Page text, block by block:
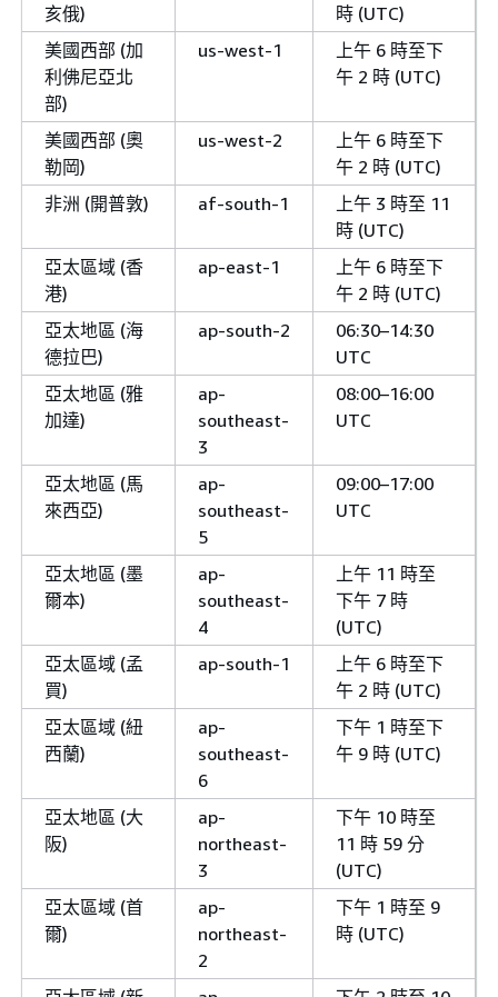
亥俄)
時 (UTC)
美國西部 (加
利佛尼亞北
部)
us-west-1
上午 6 時至下
午 2 時 (UTC)
美國西部 (奧
勒岡)
us-west-2
上午 6 時至下
午 2 時 (UTC)
非洲 (開普敦)
af-south-1
上午 3 時至 11
時 (UTC)
亞太區域 (香
港)
ap-east-1
上午 6 時至下
午 2 時 (UTC)
亞太地區 (海
德拉巴)
ap-south-2
06:30–14:30
UTC
亞太地區 (雅
加達)
ap-
southeast-
3
08:00–16:00
UTC
亞太地區 (馬
來西亞)
ap-
southeast-
5
09:00–17:00
UTC
亞太地區 (墨
爾本)
ap-
southeast-
4
上午 11 時至
下午 7 時
(UTC)
亞太區域 (孟
買)
ap-south-1
上午 6 時至下
午 2 時 (UTC)
亞太區域 (紐
西蘭)
ap-
southeast-
6
下午 1 時至下
午 9 時 (UTC)
亞太地區 (大
阪)
ap-
northeast-
3
下午 10 時至
11 時 59 分
(UTC)
亞太區域 (首
爾)
ap-
northeast-
2
下午 1 時至 9
時 (UTC)